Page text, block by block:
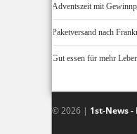
Adventszeit mit
Paketversand nach
Gut essen für mehr
© 2026 | 1st-News